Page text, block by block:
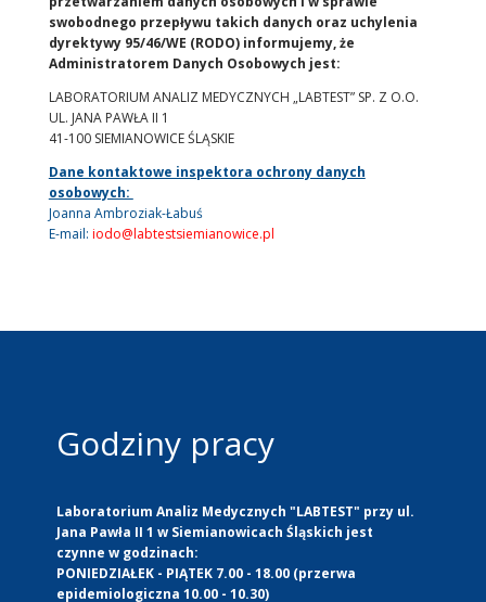
swobodnego przepływu takich danych oraz uchylenia
dyrektywy 95/46/WE (RODO) informujemy, że
Administratorem Danych Osobowych jest:
LABORATORIUM ANALIZ MEDYCZNYCH „LABTEST” SP. Z O.O.
UL. JANA PAWŁA II 1
41-100 SIEMIANOWICE ŚLĄSKIE
Dane kontaktowe inspektora ochrony danych
osobowych:
Joanna Ambroziak-Łabuś
E-mail: iodo@labtestsiemianowice.pl
Godziny pracy
Laboratorium Analiz Medycznych "LABTEST" przy ul.
Jana Pawła II 1 w Siemianowicach Śląskich jest
czynne w godzinach:
PONIEDZIAŁEK - PIĄTEK 7.00 - 18.00 (przerwa
epidemiologiczna 10.00 - 10.30)